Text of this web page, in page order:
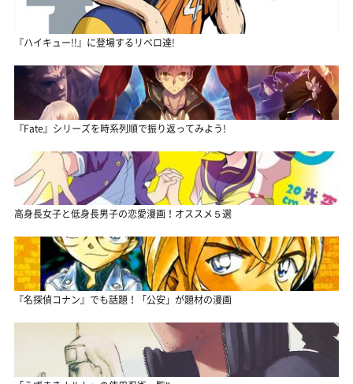
『ハイキュー!!』に登場するリベロ達!
『Fate』シリーズを時系列順で振り返ってみよう!
高身長女子と低身長男子の恋愛漫画！オススメ５選
『名探偵コナン』でも話題！「公安」が題材の漫画